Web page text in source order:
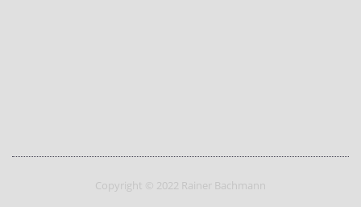
Copyright © 2022 Rainer Bachmann